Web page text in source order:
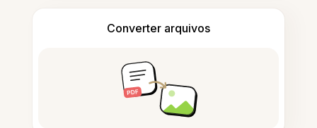
Converter arquivos